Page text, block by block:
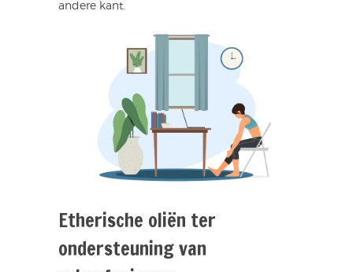
andere kant.
Etherische oliën ter
ondersteuning van